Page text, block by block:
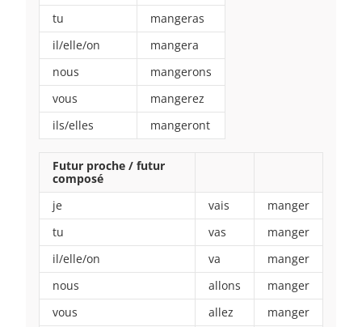
tu
mangeras
il/elle/on
mangera
nous
mangerons
vous
mangerez
ils/elles
mangeront
Futur proche / futur
composé
je
vais
manger
tu
vas
manger
il/elle/on
va
manger
nous
allons
manger
vous
allez
manger